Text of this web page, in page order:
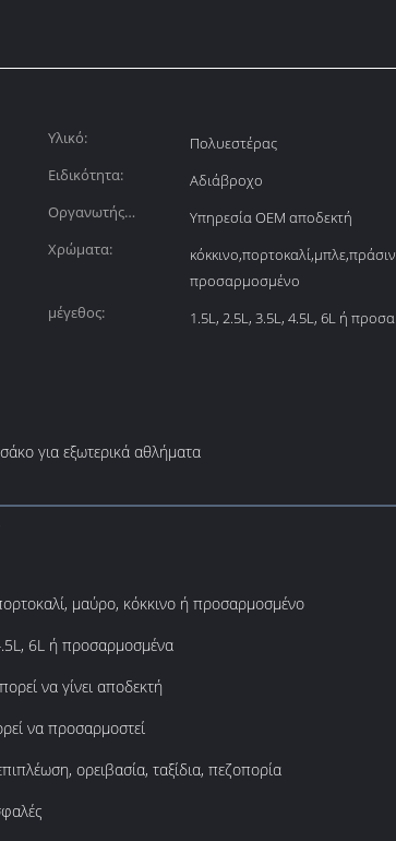
Υλικό:
Πολυεστέρας
Ειδικότητα:
Αδιάβροχο
Οργανωτής
κατασκευής:
Υπηρεσία OEM αποδεκτή
Χρώματα:
προσαρμοσμένο
μέγεθος:
1.5L, 2.5L, 3.5L, 4.5L, 6L ή
για εξωτερικά αθλήματα
μαύρο, κόκκινο ή προσαρμοσμένο
6L ή προσαρμοσμένα
να γίνει αποδεκτή
να προσαρμοστεί
ορειβασία, ταξίδια, πεζοπορία